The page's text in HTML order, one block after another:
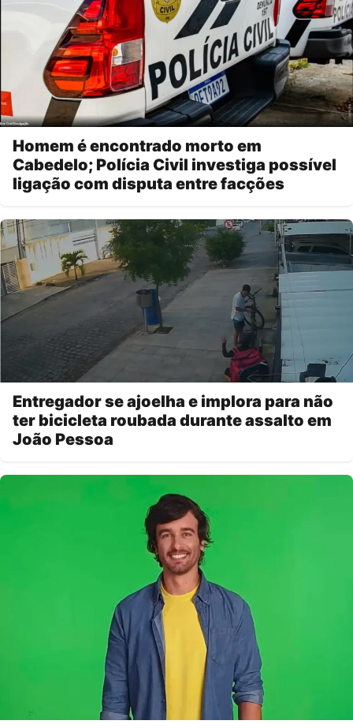
Homem é encontrado morto em
Cabedelo; Polícia Civil investiga possível
ligação com disputa entre facções
Entregador se ajoelha e implora para não
ter bicicleta roubada durante assalto em
João Pessoa